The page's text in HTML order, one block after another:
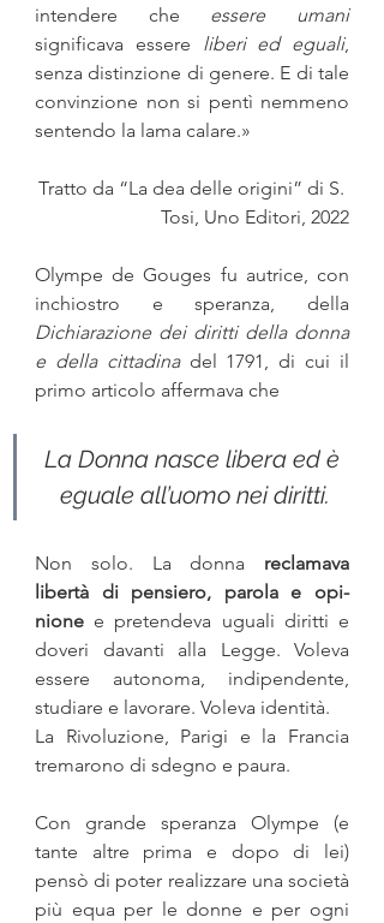
intendere che essere umani
significava essere liberi ed eguali,
senza distinzione di genere. E di tale
convinzione non si pentì nemmeno
sentendo la lama calare.»
Tratto da “La dea delle origini” di S.
Tosi, Uno Editori, 2022
Olympe de Gouges fu au­trice, con
Dichiarazione dei diritti della donna
e della cittadina del 1791, di cui il
primo articolo affermava che
La Donna nasce libera ed è
eguale all’uomo nei diritti.
Non solo. La donna reclamava
libertà di pensiero, parola e opi­
nione e pretendeva uguali diritti e
doveri davanti alla Legge. Voleva
essere autonoma, indipendente,
studiare e lavorare. Vo­leva identità.
La Rivoluzione, Parigi e la Francia
tremarono di sdegno e paura.
Con grande speranza Olympe (e
tante altre prima e dopo di lei)
pensò di poter realizzare una società
più equa per le donne e per ogni